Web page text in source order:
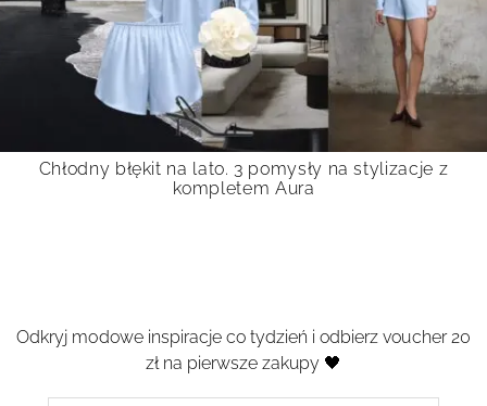
Chłodny błękit na lato. 3 pomysły na stylizacje z
kompletem Aura
Odkryj modowe inspiracje co tydzień i odbierz voucher 20
zł na pierwsze zakupy 🖤